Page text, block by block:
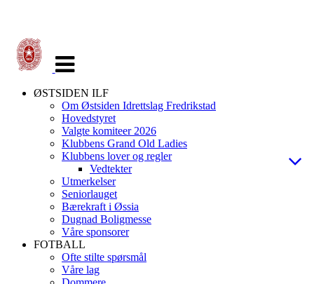
navigasjon
ØSTSIDEN ILF
Om Østsiden Idrettslag Fredrikstad
Hovedstyret
Valgte komiteer 2026
Klubbens Grand Old Ladies
Klubbens lover og regler
Vedtekter
Utmerkelser
Seniorlauget
Bærekraft i Øssia
Dugnad Boligmesse
Våre sponsorer
FOTBALL
Ofte stilte spørsmål
Våre lag